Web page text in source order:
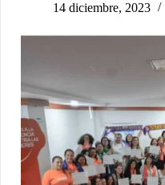
14 diciembre, 2023